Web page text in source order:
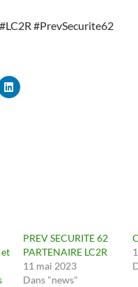
#PrevSecurite62
PREV SECURITE 62
PARTENAIRE LC2R
11 mai 2023
Dans "news"